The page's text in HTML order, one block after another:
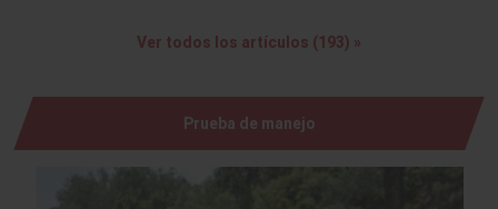
Ver todos los artículos (193) »
Prueba de manejo